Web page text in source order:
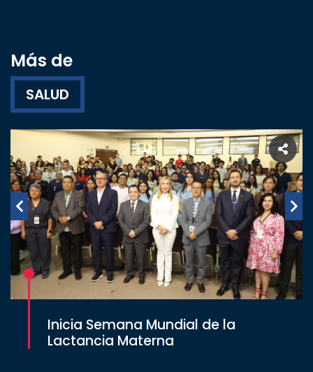
Más de
SALUD
Inicia Semana Mundial de la
Lactancia Materna